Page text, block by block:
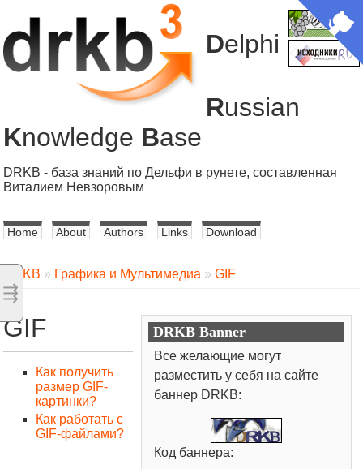
⇶
Delphi
Russian
Knowledge Base
DRKB - база знаний по Дельфи в рунете, составленная
Виталием Невзоровым
Home About Authors Links Download
DRKB » Графика и Мультимедиа » GIF
GIF
Как получить
размер GIF-
картинки?
Как работать с
GIF-файлами?
DRKB Banner
Все желающие могут
разместить у себя на сайте
баннер DRKB:
Код баннера: